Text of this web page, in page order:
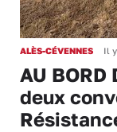
ALÈS-CÉVENNES Il
AU BORD
deux